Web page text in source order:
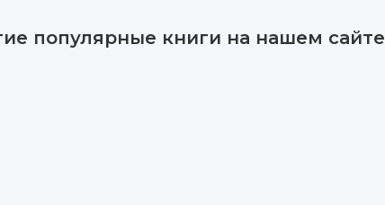
популярные книги на нашем сайте